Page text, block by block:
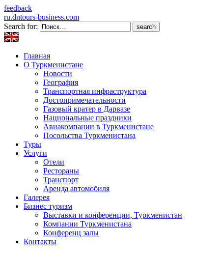
feedback
ru.dntours-business.com
Search for:
Главная
О Туркменистане
Новости
География
Транспортная инфраструктура
Достопримечательности
Газовый кратер в Дарвазе
Национальные праздники
Авиакомпании в Туркменистане
Посольства Туркменистана
Туры
Услуги
Отели
Рестораны
Транспорт
Аренда автомобиля
Галерея
Бизнес туризм
Выставки и конференции, Туркменистан
Компании Туркменистана
Конференц залы
Контакты